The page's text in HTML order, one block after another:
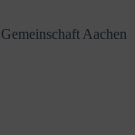
Aachen